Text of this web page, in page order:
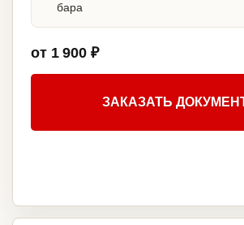
бара
от 1 900 ₽
ЗАКАЗАТЬ